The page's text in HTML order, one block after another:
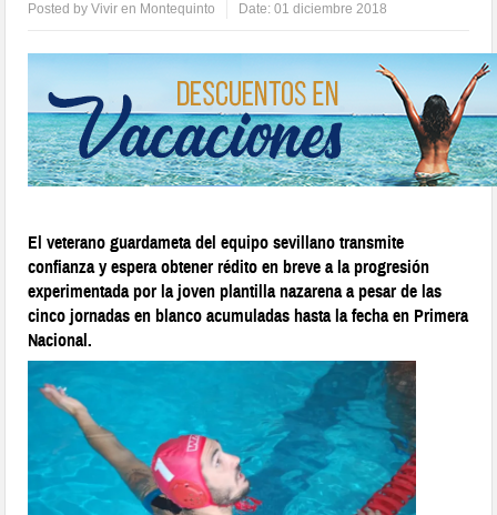
Posted byVivir en Montequinto Date:01 diciembre 2018
El veterano guardameta del equipo sevillano transmite
confianza y espera obtener rédito en breve a la progresión
experimentada por la joven plantilla nazarena a pesar de las
cinco jornadas en blanco acumuladas hasta la fecha en Primera
Nacional.